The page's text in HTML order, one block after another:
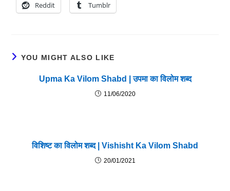
Reddit Tumblr
YOU MIGHT ALSO LIKE
Upma Ka Vilom Shabd | उपमा का विलोम शब्द
11/06/2020
विशिष्ट का विलोम शब्द | Vishisht Ka Vilom Shabd
20/01/2021